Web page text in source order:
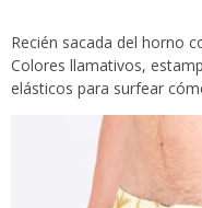
Recién sacada del horno
Colores llamativos,
elásticos para surfear